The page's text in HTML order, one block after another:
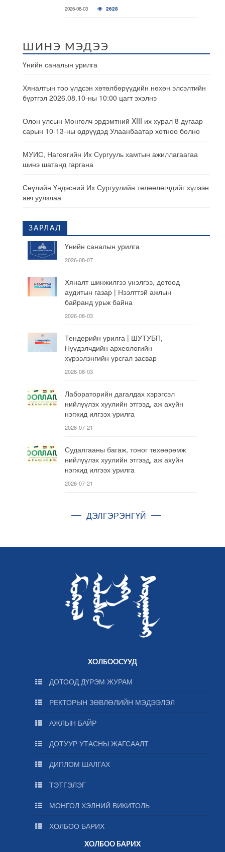
2026-08-03 2628
ШИНЭ МЭДЭЭ
Үнийн саналын урилга
Хяналтын тоо үлдсэн хөтөлбөрүүдийн нөхөн элсэлтийн
бүртгэл 2026.08.10-ны 10:00 цагт эхэлнэ
Олон улсын Монголч эрдэмтний XIII их хурал 8 дугаар
сарын 10-13-ны өдрүүдэд Улаанбаатар хотноо болно
МУИС, Нагоягийн Их Сургууль хамтын ажиллагаагаа
шинэ шатанд гаргана
Сөүлийн Үндэсний Их Сургуулийн төлөөлөгчдийг хүлээн
авч уулзлаа
ЗАРЛАЛ
Үнийн саналын урилга
2026-08-07
Хяналт шинжилгээ үнэлгээ, дотоод
аудитын газар | Нээлттэй ажлын
байранд урьж байна
2026-08-03
Тендерийн урилга | ШУТУБП,
Нүүдэлчдийн археологийн
хүрээлэнгийн урсгал засвар
2026-08-03
Лабораторийн дагалдах хэрэгсэл
нийлүүлэх хуулийн этгээд, аж ахуйн
нэгжид илгээх урилга
2026-07-21
Судалгааны багаж, тоног төхөөрөмж
нийлүүлэх хуулийн этгээд, аж ахуйн
нэгжид илгээх урилга
2026-07-21
ДЭЛГЭРЭНГҮЙ
ХОЛБООСУУД
ДОТООД ДҮРЭМ ЖУРАМ
РЕКТОРЫН ЗӨВЛӨЛИЙН МЭДЭЭЛЭЛ
АЖЛЫН БАЙР
ДОТУУР УТАСНЫ ЖАГСААЛТ
ДИПЛОМ ШАЛГАХ
ТЭТГЭЛЭГ
МОНГОЛ ХЭЛНИЙ ВИКИТОЛЬ
ХОЛБОО БАРИХ
ХОЛБОО БАРИХ